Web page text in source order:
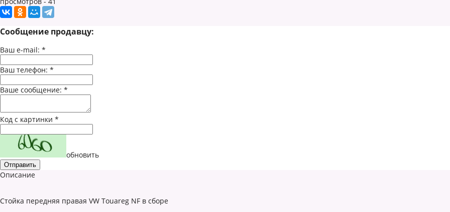
Сообщение продавцу:
Ваш e-mail: *
Ваш телефон: *
Ваше сообщение: *
Код с картинки *
обновить
Описание
Стойка передняя правая VW Touareg NF в сборе